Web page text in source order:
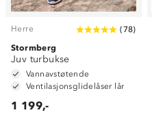
Herre (78)
Stormberg
Juv turbukse
Vannavstøtende
Ventilasjonsglidelåser lår
1 199,-